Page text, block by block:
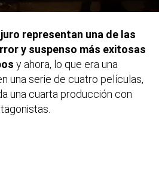
representan una de las
y suspenso más exitosas
y ahora, lo que era una
una serie de cuatro películas,
una cuarta producción con